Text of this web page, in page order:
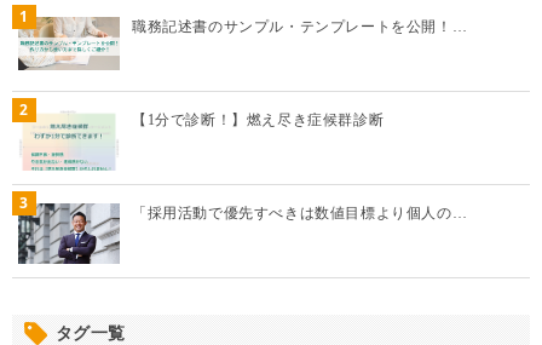
1 職務記述書のサンプル・テンプレートを公開！…
2 【1分で診断！】燃え尽き症候群診断
3 「採用活動で優先すべきは数値目標より個人の…
タグ一覧